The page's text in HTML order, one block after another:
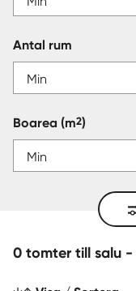
Antal rum
Boarea (m2)